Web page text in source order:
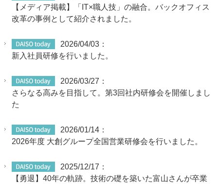
【メディア掲載】「IT×職人技」の融合。バックオフィス
改革の事例として紹介されました。
2026/04/03：
新入社員研修を行いました。
2026/03/27：
さらなる高みを目指して。第3回社内研修会を開催しまし
た
2026/01/14：
2026年度 大創グループ全国営業研修会を行いました。
2025/12/17：
【勇退】40年の軌跡。技術の礎を築いた富山さんが卒業